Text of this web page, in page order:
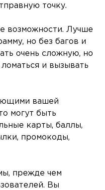
точку.
возможности. Лучше
но без багов и
очень сложную, но
и вызывать
вашей
могут быть
карты, баллы,
промокоды,
прежде чем
Вы